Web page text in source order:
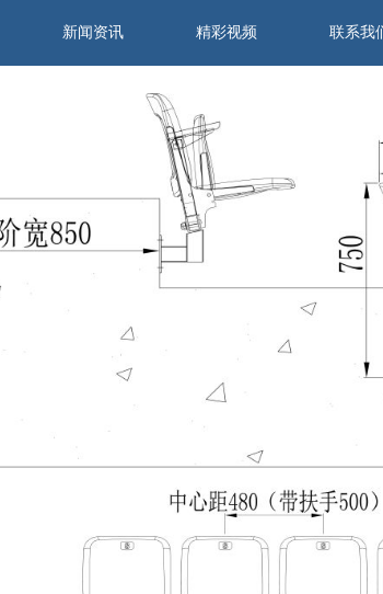
新闻资讯 精彩视频 联系我